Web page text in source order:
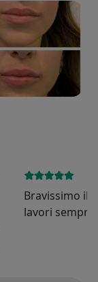
Bravissimo il
lavori